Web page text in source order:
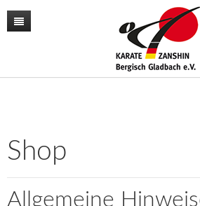
Unsere Trainer
Vereinszahlen
Karate
Trainingszeiten
Lehrgänge
Archiv
Shop
Allgemeine